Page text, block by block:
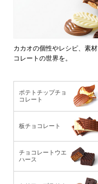
カカオの個性やレシピ、素
コレートの世界を。
ポテトチップチョ
コレート
板チョコレート
チョコレートウエ
ハース